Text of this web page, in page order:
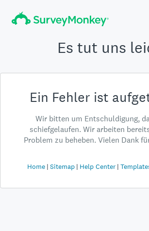
Es tut uns
Ein Fehler ist
Wir bitten um Entschuldigung,
schiefgelaufen. Wir arbeiten
Problem zu beheben. Vielen Dank
Home Sitemap Help Center